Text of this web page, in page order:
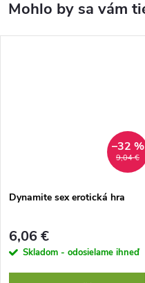
9,04 €
–32 %
Dynamite sex erotická hra
6,06 €
Skladom - odosielame ihneď